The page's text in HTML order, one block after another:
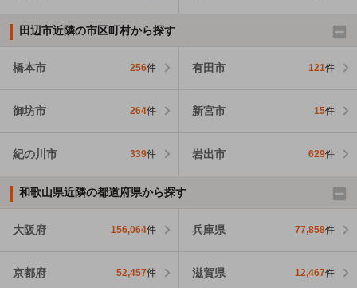
田辺市近隣の市区町村から探す
橋本市 256件 有田市 121件
御坊市 264件 新宮市 15件
紀の川市 339件 岩出市 629件
和歌山県近隣の都道府県から探す
大阪府 156,064件 兵庫県 77,858件
京都府 52,457件 滋賀県 12,467件